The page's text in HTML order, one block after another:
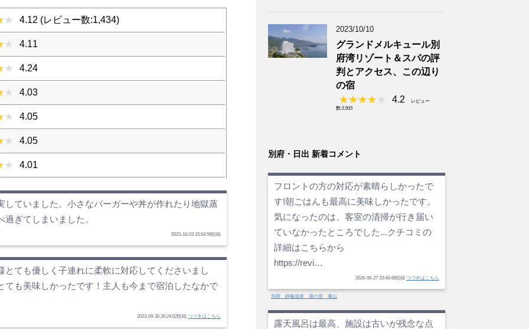
4.12 (レビュー数:1,434)
4.11
4.24
4.03
4.05
4.05
4.01
していました。小さなバーガーや丼が作れたり地獄蒸
ぎてしまいました。
2023-10-03 15:54:59投稿
ても優しく子連れに柔軟に対応してくださいまし
ても美味しかったです！主人も今まで宿泊したなかで
2023-09-30 20:24:02投稿 つづきはこちら
2023/10/10
グランドメルキュール別
府湾リゾート＆スパの評
判とアクセス、この辺り
の宿
4.2
レビュー
数:2,915
別府・日出 新着コメント
フロントの方の対応が素晴らしかったで
す!朝ごはんも最高に美味しかったです。
気になったのは、客室の清掃が行き届い
ていなかったところでした...クチコミの
詳細はこちらから
https://revi…
2026-06-27 23:48:48投稿 つづきはこちら
別府 鉄輪温泉 湯の里 葉山
露天風呂は最高、施設は古いが残念な点